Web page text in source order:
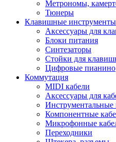
Метрономы,
Тюнеры
Клавишные инструменты
Аксессуары для
Блоки питания
Синтезаторы
Стойки для
Цифровые пианино
Коммутация
MIDI кабели
Аксессуары для
Инструментальные
Компонентные
Микрофонные
Переходники